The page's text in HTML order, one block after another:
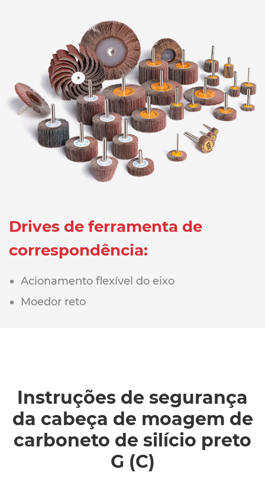
Drives de ferramenta de
correspondência:
Acionamento flexível do eixo
Moedor reto
Instruções de segurança
da cabeça de moagem de
carboneto de silício preto
G (C)